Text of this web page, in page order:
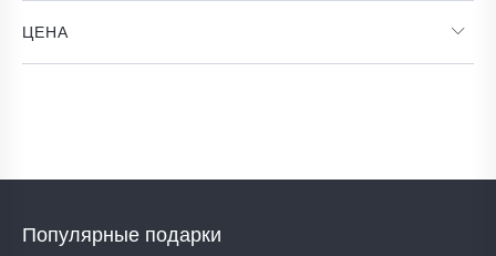
ЦЕНА
Популярные подарки